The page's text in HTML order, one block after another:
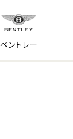
ベントレー